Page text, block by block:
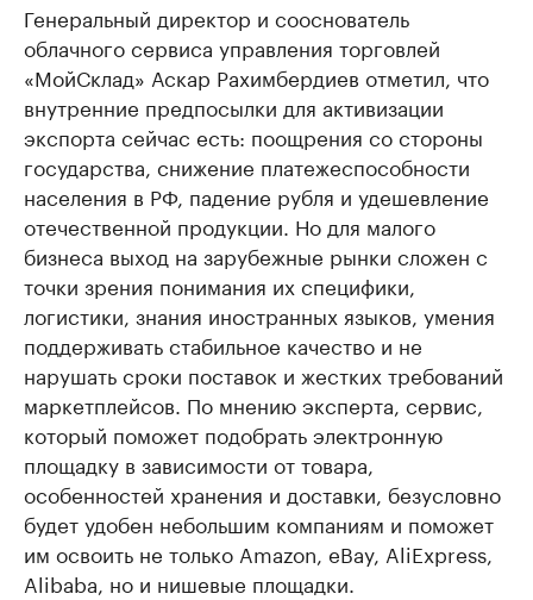
Генеральный директор и сооснователь
облачного сервиса управления торговлей
«МойСклад» Аскар Рахимбердиев отметил, что
внутренние предпосылки для активизации
экспорта сейчас есть: поощрения со стороны
государства, снижение платежеспособности
населения в РФ, падение рубля и удешевление
отечественной продукции. Но для малого
бизнеса выход на зарубежные рынки сложен с
точки зрения понимания их специфики,
логистики, знания иностранных языков, умения
поддерживать стабильное качество и не
нарушать сроки поставок и жестких требований
маркетплейсов. По мнению эксперта, сервис,
который поможет подобрать электронную
площадку в зависимости от товара,
особенностей хранения и доставки, безусловно
будет удобен небольшим компаниям и поможет
им освоить не только Amazon, eBay, AliExpress,
Alibaba, но и нишевые площадки.